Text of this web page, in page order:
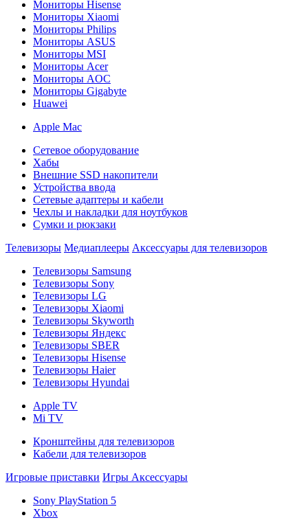
Мониторы Hisense
Мониторы Xiaomi
Мониторы Philips
Мониторы ASUS
Мониторы MSI
Мониторы Acer
Мониторы AOC
Мониторы Gigabyte
Huawei
Apple Mac
Сетевое оборудование
Хабы
Внешние SSD накопители
Устройства ввода
Сетевые адаптеры и кабели
Чехлы и накладки для ноутбуков
Сумки и рюкзаки
Телевизоры Медиаплееры Аксессуары для телевизоров
Телевизоры Samsung
Телевизоры Sony
Телевизоры LG
Телевизоры Xiaomi
Телевизоры Skyworth
Телевизоры Яндекс
Телевизоры SBER
Телевизоры Hisense
Телевизоры Haier
Телевизоры Hyundai
Apple TV
Mi TV
Кронштейны для телевизоров
Кабели для телевизоров
Игровые приставки Игры Аксессуары
Sony PlayStation 5
Xbox